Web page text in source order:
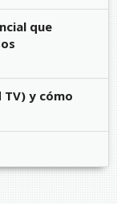
que
TV) y cómo